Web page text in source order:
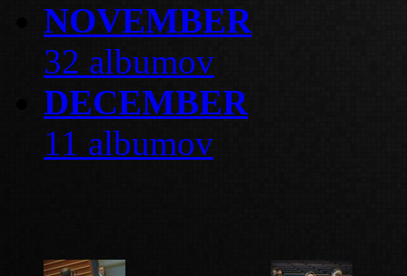
NOVEMBER
32 albumov
DECEMBER
11 albumov